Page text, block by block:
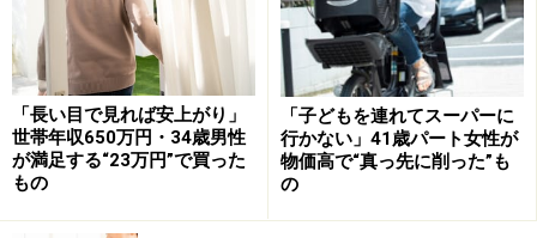
※健康保険は東京都の協会けんぽ
手取り「約13万円」での生活と工夫すべき
ポイント
手取り約13万円の収支状況を把握するため、収入にあっ
た貯金の目標額や、支出の相場などを基に、モデルケー
「長い目で見れば安上がり」
世帯年収650万円・34歳男性
が満足する“23万円”で買った
もの
「子どもを連れてスーパーに
行かない」41歳パート女性が
物価高で“真っ先に削った”も
の